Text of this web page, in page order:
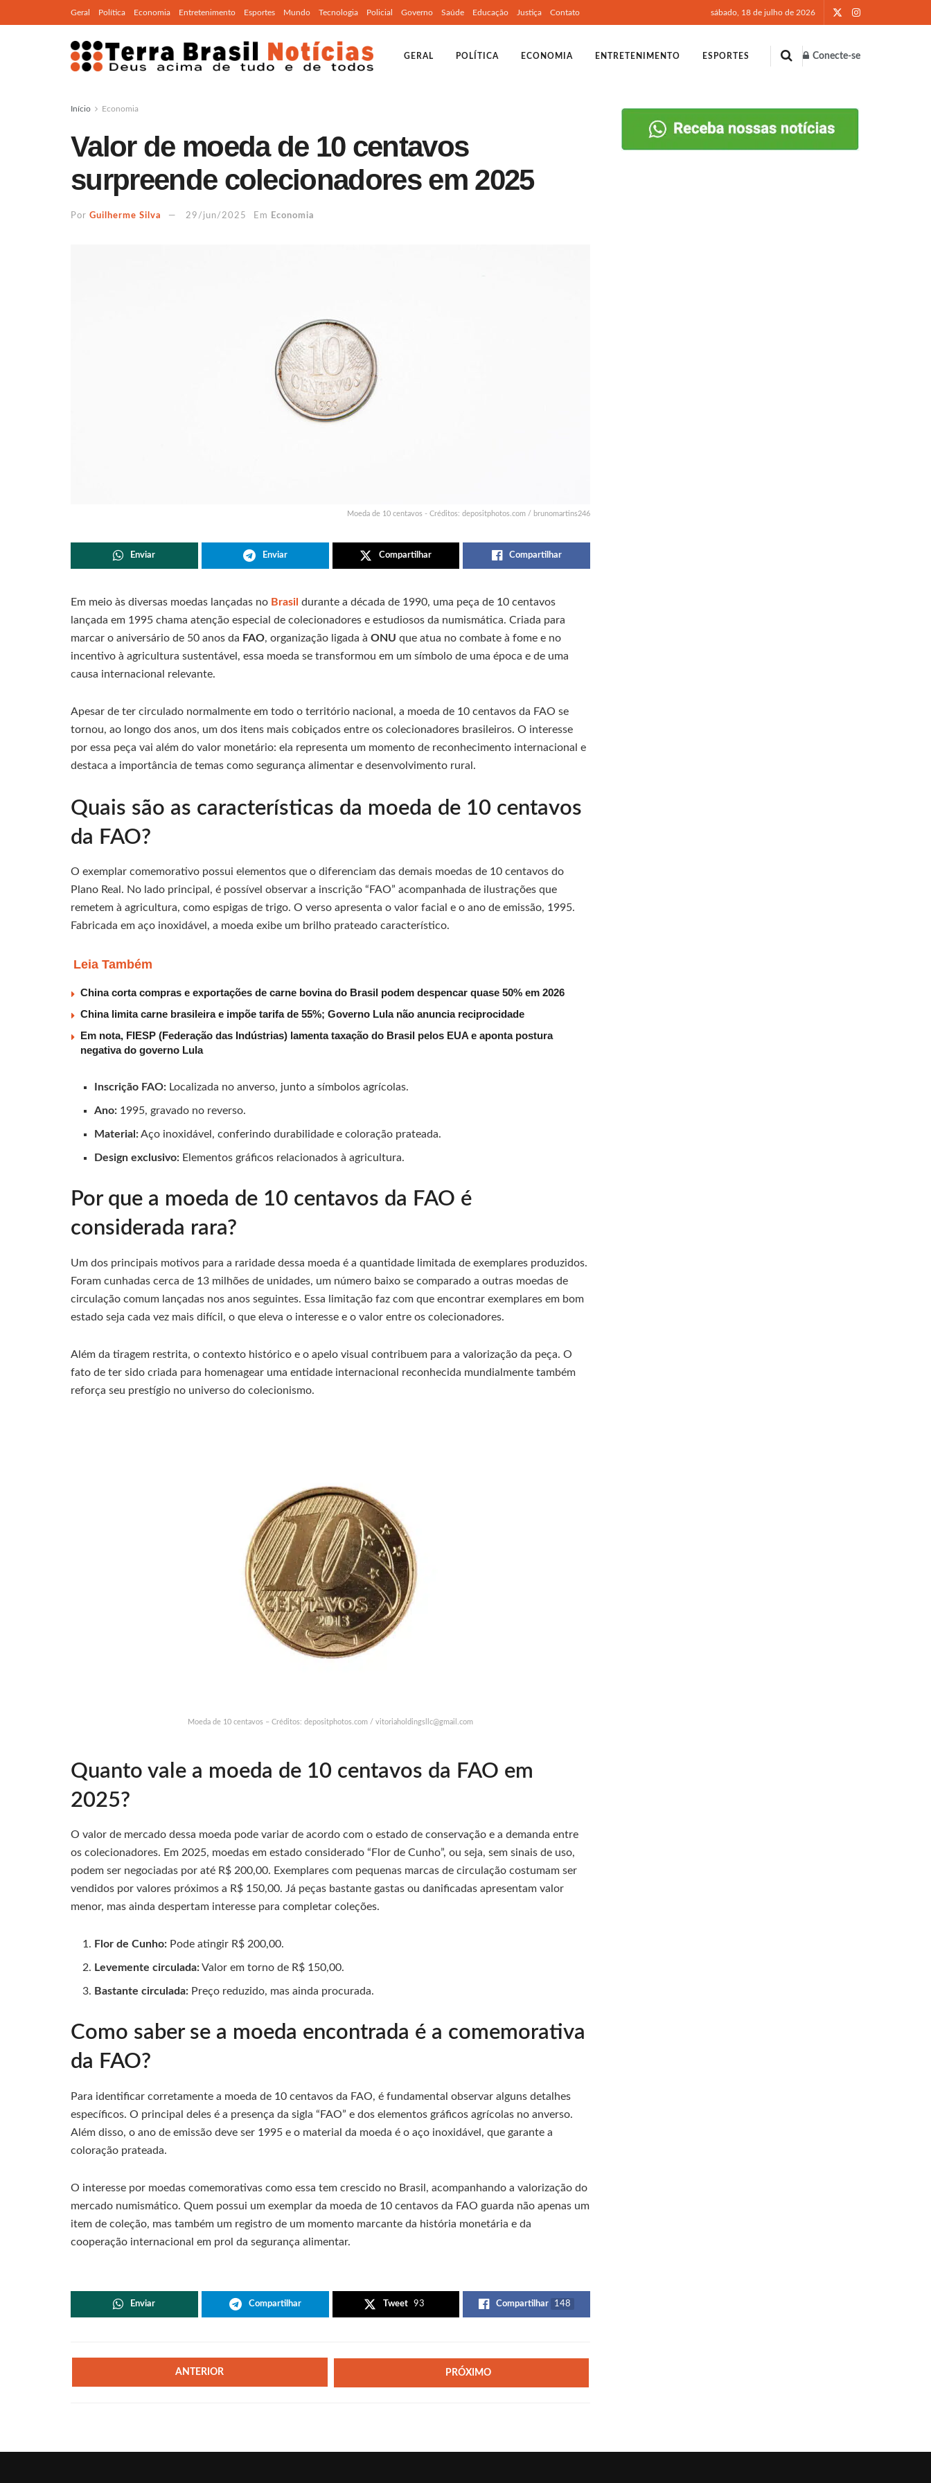
Geral Política Economia Entretenimento Esportes Mundo Tecnologia Policial Governo Saúde Educação Justiça Contato sábado, 18 de julho de 2026
GERAL POLÍTICA ECONOMIA ENTRETENIMENTO ESPORTES Conecte-se
Início Economia
Valor de moeda de 10 centavos
surpreende colecionadores em 2025
Por Guilherme Silva 29/jun/2025 Em Economia
Moeda de 10 centavos - Créditos: depositphotos.com / brunomartins246
Enviar Enviar Compartilhar Compartilhar
Em meio às diversas moedas lançadas no Brasil durante a década de 1990, uma peça de 10 centavos
lançada em 1995 chama atenção especial de colecionadores e estudiosos da numismática. Criada para
marcar o aniversário de 50 anos da FAO, organização ligada à ONU que atua no combate à fome e no
incentivo à agricultura sustentável, essa moeda se transformou em um símbolo de uma época e de uma
causa internacional relevante.
Apesar de ter circulado normalmente em todo o território nacional, a moeda de 10 centavos da FAO se
tornou, ao longo dos anos, um dos itens mais cobiçados entre os colecionadores brasileiros. O interesse
por essa peça vai além do valor monetário: ela representa um momento de reconhecimento internacional e
destaca a importância de temas como segurança alimentar e desenvolvimento rural.
Quais são as características da moeda de 10 centavos
da FAO?
O exemplar comemorativo possui elementos que o diferenciam das demais moedas de 10 centavos do
Plano Real. No lado principal, é possível observar a inscrição “FAO” acompanhada de ilustrações que
remetem à agricultura, como espigas de trigo. O verso apresenta o valor facial e o ano de emissão, 1995.
Fabricada em aço inoxidável, a moeda exibe um brilho prateado característico.
Leia Também
China corta compras e exportações de carne bovina do Brasil podem despencar quase 50% em 2026
China limita carne brasileira e impõe tarifa de 55%; Governo Lula não anuncia reciprocidade
Em nota, FIESP (Federação das Indústrias) lamenta taxação do Brasil pelos EUA e aponta postura
negativa do governo Lula
Inscrição FAO: Localizada no anverso, junto a símbolos agrícolas.
Ano: 1995, gravado no reverso.
Material:Aço inoxidável, conferindo durabilidade e coloração prateada.
Design exclusivo: Elementos gráficos relacionados à agricultura.
Por que a moeda de 10 centavos da FAO é
considerada rara?
Um dos principais motivos para a raridade dessa moeda é a quantidade limitada de exemplares produzidos.
Foram cunhadas cerca de 13 milhões de unidades, um número baixo se comparado a outras moedas de
circulação comum lançadas nos anos seguintes. Essa limitação faz com que encontrar exemplares em bom
estado seja cada vez mais difícil, o que eleva o interesse e o valor entre os colecionadores.
Além da tiragem restrita, o contexto histórico e o apelo visual contribuem para a valorização da peça. O
fato de ter sido criada para homenagear uma entidade internacional reconhecida mundialmente também
reforça seu prestígio no universo do colecionismo.
Moeda de 10 centavos – Créditos: depositphotos.com / vitoriaholdingsllc@gmail.com
Quanto vale a moeda de 10 centavos da FAO em
2025?
O valor de mercado dessa moeda pode variar de acordo com o estado de conservação e a demanda entre
os colecionadores. Em 2025, moedas em estado considerado “Flor de Cunho”, ou seja, sem sinais de uso,
podem ser negociadas por até R$ 200,00. Exemplares com pequenas marcas de circulação costumam ser
vendidos por valores próximos a R$ 150,00. Já peças bastante gastas ou danificadas apresentam valor
menor, mas ainda despertam interesse para completar coleções.
Flor de Cunho: Pode atingir R$ 200,00.
Levemente circulada:Valor em torno de R$ 150,00.
Bastante circulada: Preço reduzido, mas ainda procurada.
Como saber se a moeda encontrada é a comemorativa
da FAO?
Para identificar corretamente a moeda de 10 centavos da FAO, é fundamental observar alguns detalhes
específicos. O principal deles é a presença da sigla “FAO” e dos elementos gráficos agrícolas no anverso.
Além disso, o ano de emissão deve ser 1995 e o material da moeda é o aço inoxidável, que garante a
coloração prateada.
O interesse por moedas comemorativas como essa tem crescido no Brasil, acompanhando a valorização do
mercado numismático. Quem possui um exemplar da moeda de 10 centavos da FAO guarda não apenas um
item de coleção, mas também um registro de um momento marcante da história monetária e da
cooperação internacional em prol da segurança alimentar.
Enviar Compartilhar Tweet 93 Compartilhar 148
ANTERIOR PRÓXIMO